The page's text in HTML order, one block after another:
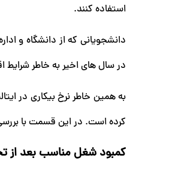
استفاده کنند.
در سال های اخیر به خاطر
به همین خاطر نرخ بیکاری در
کرده است. در این قسمت با
کمبود شغل مناسب بعد از